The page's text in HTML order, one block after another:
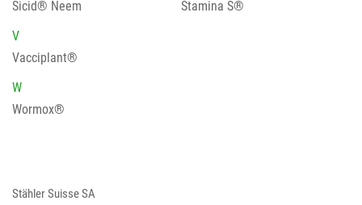
Sicid® Neem
Stamina S®
V
Vacciplant®
W
Wormox®
Stähler Suisse SA